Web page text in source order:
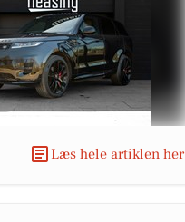
Læs hele artiklen her